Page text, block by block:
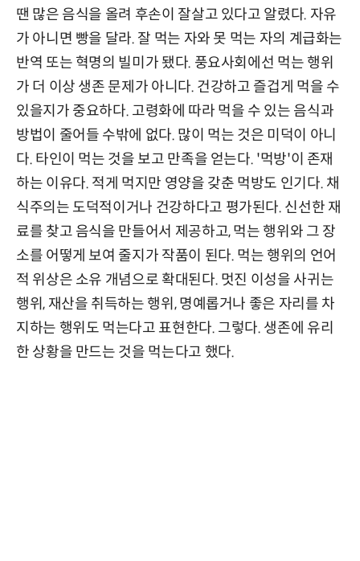
땐 많은 음식을 올려 후손이 잘살고 있다고 알렸다. 자유
가 아니면 빵을 달라. 잘 먹는 자와 못 먹는 자의 계급화는
반역 또는 혁명의 빌미가 됐다. 풍요사회에선 먹는 행위
가 더 이상 생존 문제가 아니다. 건강하고 즐겁게 먹을 수
있을지가 중요하다. 고령화에 따라 먹을 수 있는 음식과
방법이 줄어들 수밖에 없다. 많이 먹는 것은 미덕이 아니
다. 타인이 먹는 것을 보고 만족을 얻는다. '먹방'이 존재
하는 이유다. 적게 먹지만 영양을 갖춘 먹방도 인기다. 채
식주의는 도덕적이거나 건강하다고 평가된다. 신선한 재
료를 찾고 음식을 만들어서 제공하고, 먹는 행위와 그 장
소를 어떻게 보여 줄지가 작품이 된다. 먹는 행위의 언어
적 위상은 소유 개념으로 확대된다. 멋진 이성을 사귀는
행위, 재산을 취득하는 행위, 명예롭거나 좋은 자리를 차
지하는 행위도 먹는다고 표현한다. 그렇다. 생존에 유리
한 상황을 만드는 것을 먹는다고 했다.